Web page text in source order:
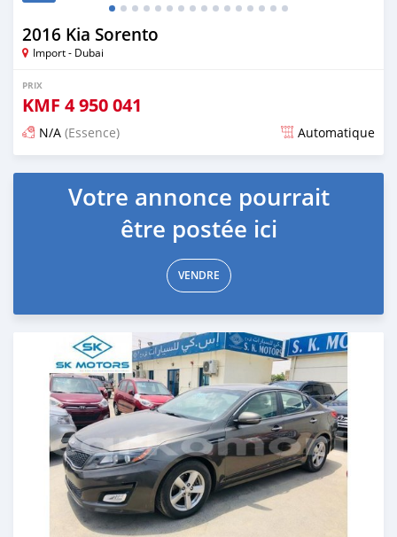
2016 Kia Sorento
Import - Dubai
PRIX
KMF 4 950 041
N/A (Essence) Automatique
Publié il y a presque 6 ans
Votre annonce pourrait
être postée ici
VENDRE